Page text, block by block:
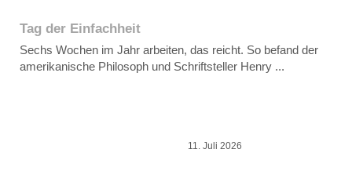
Tag der Einfachheit
Sechs Wochen im Jahr arbeiten, das reicht. So befand der
amerikanische Philosoph und Schriftsteller Henry ...
11. Juli 2026